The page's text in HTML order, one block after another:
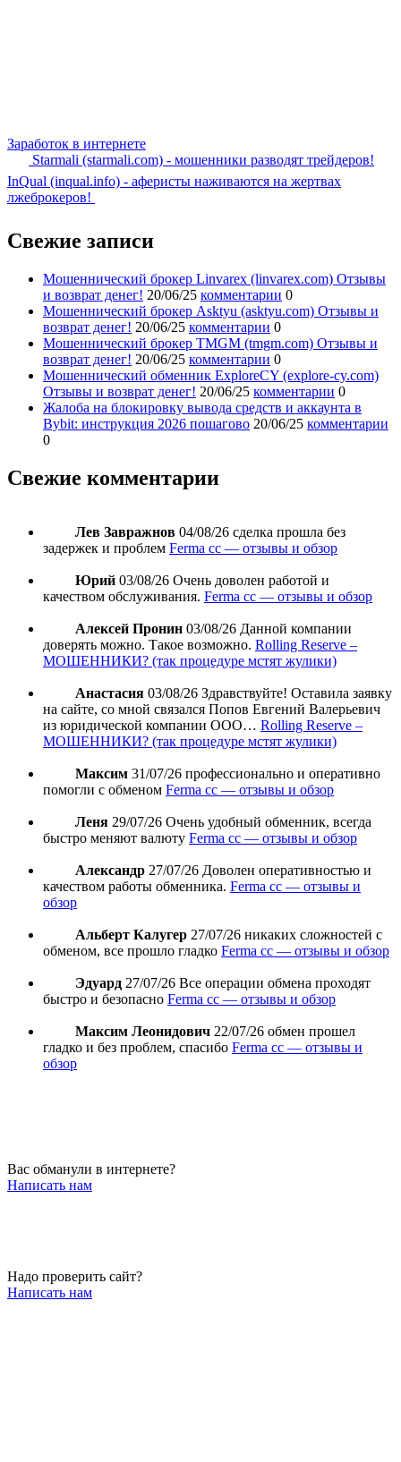
Заработок в интернете
Starmali (starmali.com) - мошенники разводят трейдеров!
InQual (inqual.info) - аферисты наживаются на жертвах
лжеброкеров!
Свежие записи
Мошеннический брокер Linvarex (linvarex.com) Отзывы
и возврат денег! 20/06/25 комментарии 0
Мошеннический брокер Asktyu (asktyu.com) Отзывы и
возврат денег! 20/06/25 комментарии 0
Мошеннический брокер TMGM (tmgm.com) Отзывы и
возврат денег! 20/06/25 комментарии 0
Мошеннический обменник ExploreCY (explore-cy.com)
Отзывы и возврат денег! 20/06/25 комментарии 0
Жалоба на блокировку вывода средств и аккаунта в
Bybit: инструкция 2026 пошагово 20/06/25 комментарии
0
Свежие комментарии
Лев Завражнов 04/08/26 сделка прошла без
задержек и проблем Ferma cc — отзывы и обзор
Юрий 03/08/26 Очень доволен работой и
качеством обслуживания. Ferma cc — отзывы и обзор
Алексей Пронин 03/08/26 Данной компании
доверять можно. Такое возможно. Rolling Reserve –
МОШЕННИКИ? (так процедуре мстят жулики)
Анастасия 03/08/26 Здравствуйте! Оставила заявку
на сайте, со мной связался Попов Евгений Валерьевич
из юридической компании ООО… Rolling Reserve –
МОШЕННИКИ? (так процедуре мстят жулики)
Максим 31/07/26 профессионально и оперативно
помогли с обменом Ferma cc — отзывы и обзор
Леня 29/07/26 Очень удобный обменник, всегда
быстро меняют валюту Ferma cc — отзывы и обзор
Александр 27/07/26 Доволен оперативностью и
качеством работы обменника. Ferma cc — отзывы и
обзор
Альберт Калугер 27/07/26 никаких сложностей с
обменом, все прошло гладко Ferma cc — отзывы и обзор
Эдуард 27/07/26 Все операции обмена проходят
быстро и безопасно Ferma cc — отзывы и обзор
Максим Леонидович 22/07/26 обмен прошел
гладко и без проблем, спасибо Ferma cc — отзывы и
обзор
Вас обманули в интернете?
Написать нам
Надо проверить сайт?
Написать нам